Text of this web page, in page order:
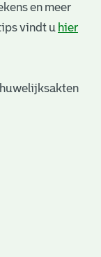
en meer
vindt u hier